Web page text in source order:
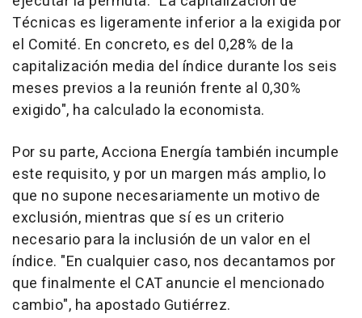
Técnicas es ligeramente inferior a la exigida por
el Comité. En concreto, es del 0,28% de la
capitalización media del índice durante los seis
meses previos a la reunión frente al 0,30%
exigido", ha calculado la economista.
Por su parte, Acciona Energía también incumple
este requisito, y por un margen más amplio, lo
que no supone necesariamente un motivo de
exclusión, mientras que sí es un criterio
necesario para la inclusión de un valor en el
índice. "En cualquier caso, nos decantamos por
que finalmente el CAT anuncie el mencionado
cambio", ha apostado Gutiérrez.